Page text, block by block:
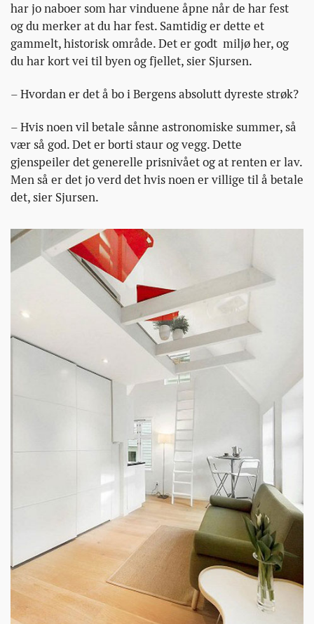
har jo naboer som har vinduene åpne når de har fest
og du merker at du har fest. Samtidig er dette et
gammelt, historisk område. Det er godt miljø her, og
du har kort vei til byen og fjellet, sier Sjursen.
– Hvordan er det å bo i Bergens absolutt dyreste strøk?
– Hvis noen vil betale sånne astronomiske summer, så
vær så god. Det er borti staur og vegg. Dette
gjenspeiler det generelle prisnivået og at renten er lav.
Men så er det jo verd det hvis noen er villige til å betale
det, sier Sjursen.